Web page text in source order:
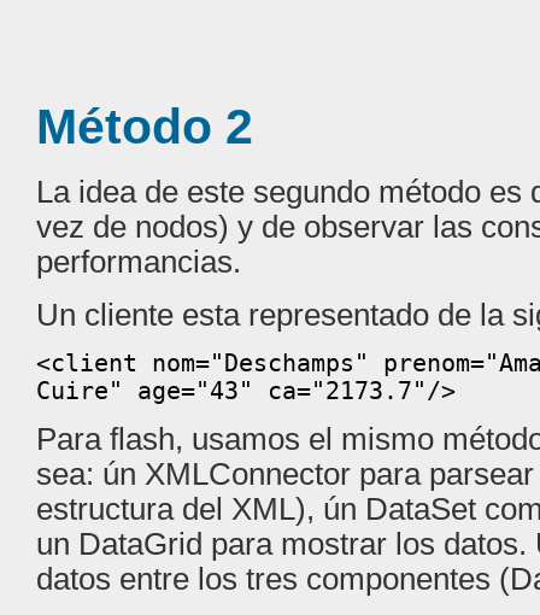
Método 2
La idea de este segundo método es
vez de nodos) y de observar las
performancias.
Un cliente esta representado de la
<client nom="Deschamps"
Cuire" age="43" ca="2173.7"/>
Para flash, usamos el mismo
sea: ún XMLConnector para
estructura del XML), ún DataSet
un DataGrid para mostrar los
datos entre los tres componentes